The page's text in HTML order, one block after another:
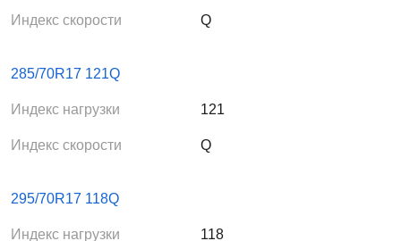
Индекс скорости Q
285/70R17 121Q
Индекс нагрузки 121
Индекс скорости Q
295/70R17 118Q
Индекс нагрузки 118